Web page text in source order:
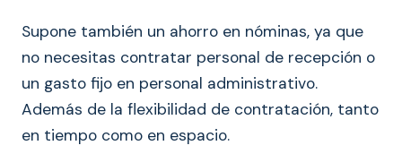
Supone también un ahorro en nóminas, ya que
no necesitas contratar personal de recepción o
un gasto fijo en personal administrativo.
Además de la flexibilidad de contratación, tanto
en tiempo como en espacio.